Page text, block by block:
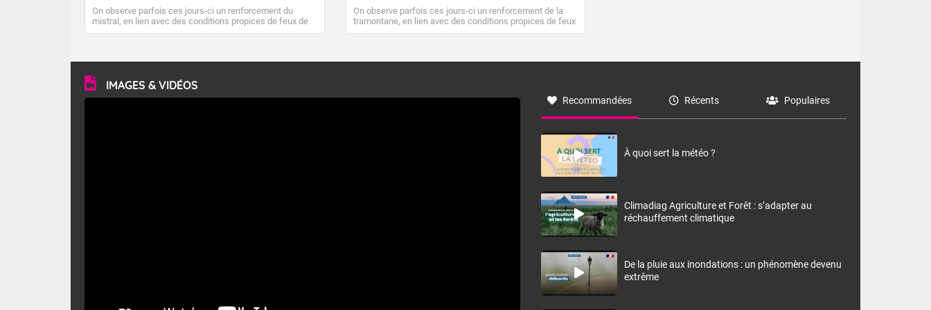
On observe parfois ces jours-ci un renforcement du
mistral, en lien avec des conditions propices de feux de
forêt. Mais qu'est-ce que le mistral ? Quelles sont ses
vitesse moyenne de 50 km/h et atteindre 80 à 100 km/h
en rafales, parfois davantage. Il parcourt la basse vallée
du Rhône et la Provence et envahit le littoral
méditerranéen à partir de la Camargue.
On observe parfois ces jours-ci un renforcement de la
tramontane, en lien avec des conditions propices de feux
de forêt. Mais qu'est-ce que la tramontane ? Quelles sont
à nord-ouest, dans un secteur qui part du Roussillon à la
monts, en allusion aux régions montagneuses d’où
IMAGES & VIDÉOS
Recommandées Récents Populaires
À quoi sert la météo ?
Climadiag Agriculture et Forêt : s’adapter au
réchauffement climatique
De la pluie aux inondations : un phénomène devenu
extrême